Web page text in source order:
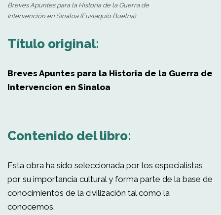
Breves Apuntes para la Historia de la Guerra de
Intervención en Sinaloa (Eustaquio Buelna)
Título original:
Breves Apuntes para la Historia de la Guerra de
Intervencion en Sinaloa
Contenido del libro:
Esta obra ha sido seleccionada por los especialistas
por su importancia cultural y forma parte de la base de
conocimientos de la civilización tal como la
conocemos.